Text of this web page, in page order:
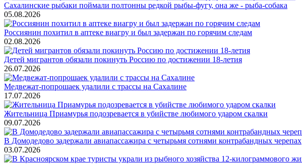
Сахалинские рыбаки поймали полтонны редкой рыбы-фугу, она же - рыба-собака
05.08.2026
Россиянин похитил в аптеке виагру и был задержан по горячим следам
02.08.2026
Детей мигрантов обязали покинуть Россию по достижении 18-летия
26.07.2026
Медвежат-попрошаек удалили с трассы на Сахалине
17.07.2026
Жительница Приамурья подозревается в убийстве любимого ударом скалки
09.07.2026
В Домодедово задержали авиапассажира с четырьмя сотнями контрабандных черепах
03.07.2026